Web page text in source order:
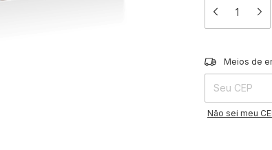
Entregas para o
Meios de
Não sei meu